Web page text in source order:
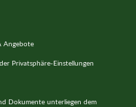
Angebote
Privatsphäre-Einstellungen
Dokumente unterliegen dem